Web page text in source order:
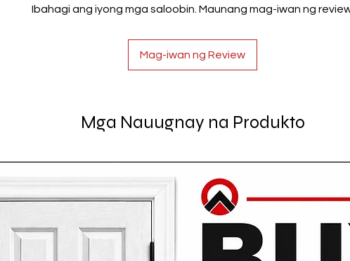
Ibahagi ang iyong mga saloobin. Maunang mag-iwan ng
Mag-iwan ng Review
Mga Nauugnay na Produkto